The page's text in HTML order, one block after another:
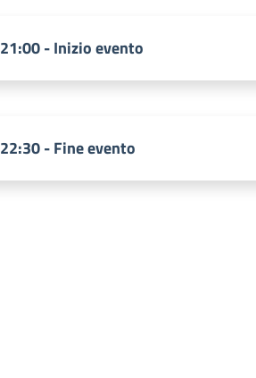
21:00 - Inizio evento
22:30 - Fine evento